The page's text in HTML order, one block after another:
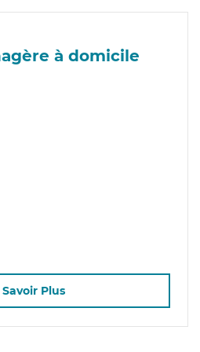
à domicile
Savoir Plus